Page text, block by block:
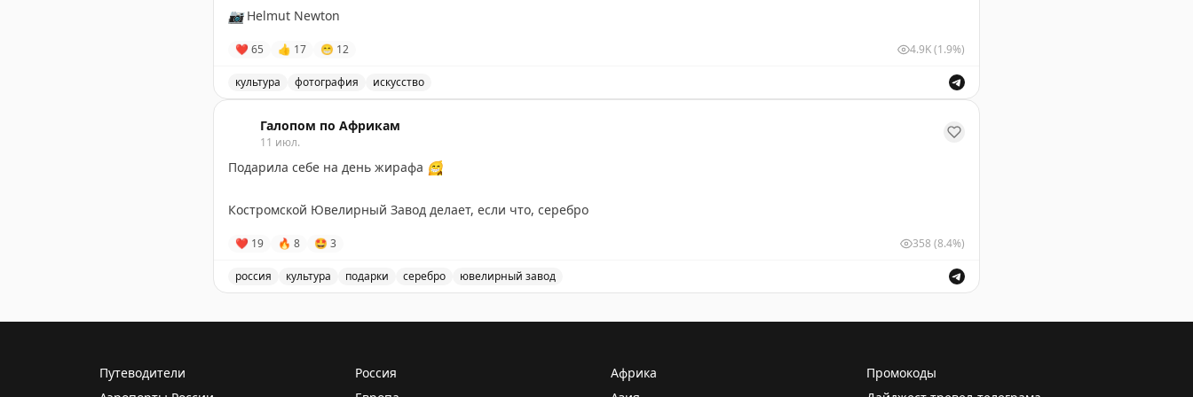
📷Helmut Newton
❤ 65 👍 17 😁 12 4.9K(1.9%)
культура фотография искусство
Галопом по Африкам
11 июл.
Подарила себе на день жирафа 😁
Костромской Ювелирный Завод делает, если что, серебро
❤ 19 🔥 8 🤩 3 358 (8.4%)
россия культура подарки серебро ювелирный завод
Путеводители Россия Африка
Промокоды